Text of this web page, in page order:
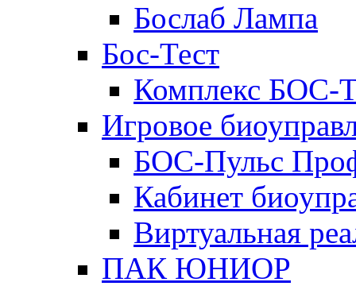
Бослаб Лампа
Бос-Тест
Комплекс БОС-
Игровое
БОС-Пульс
Кабинет
Виртуальная
ПАК ЮНИОР